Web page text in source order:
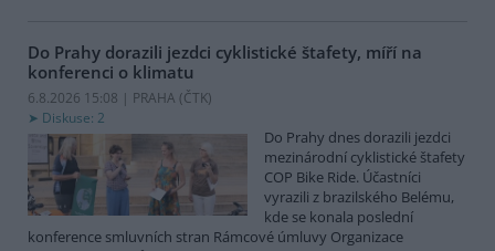
Do Prahy dorazili jezdci cyklistické štafety, míří na
konferenci o klimatu
6.8.2026 15:08 | PRAHA (ČTK)
Diskuse: 2
Do Prahy dnes dorazili jezdci
mezinárodní cyklistické štafety
COP Bike Ride. Účastníci
vyrazili z brazilského Belému,
kde se konala poslední
konference smluvních stran Rámcové úmluvy Organizace